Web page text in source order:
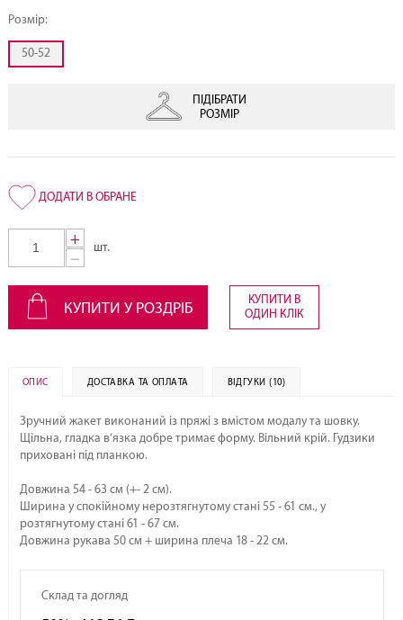
Розмір:
50-52
ПІДІБРАТИ
РОЗМІР
+
−
шт.
КУПИТИ У РОЗДРІБ
КУПИТИ В
ОДИН КЛІК
ОПИС ДОСТАВКА ТА ОПЛАТА ВІДГУКИ (10)
Зручний жакет виконаний із пряжі з вмістом модалу та шовку.
Щільна, гладка в’язка добре тримає форму. Вільний крій. Гудзики
приховані під планкою.
Довжина 54 - 63 см (+- 2 см).
Ширина у спокійному нерозтягнутому стані 55 - 61 см., у
розтягнутому стані 61 - 67 см.
Довжина рукава 50 см + ширина плеча 18 - 22 см.
Склад та догляд